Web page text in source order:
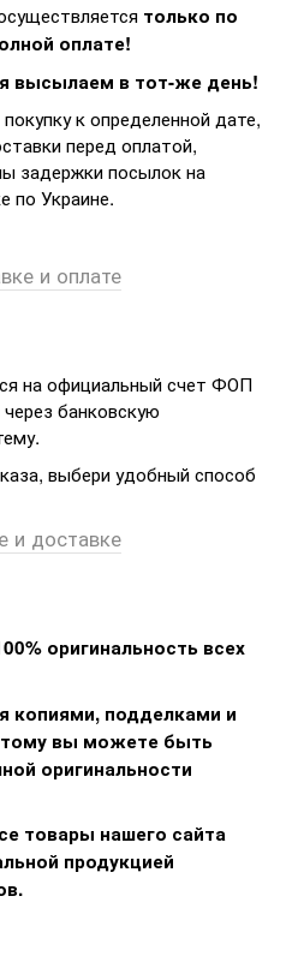
только по
оплате!
высылаем в тот-же день!
к определенной дате,
перед оплатой,
задержки посылок на
по Украине.
и оплате
на официальный счет ФОП
банковскую
выбери удобный способ
и доставке
оригинальность всех
копиями, подделками и
вы можете быть
оригинальности
товары нашего сайта
продукцией